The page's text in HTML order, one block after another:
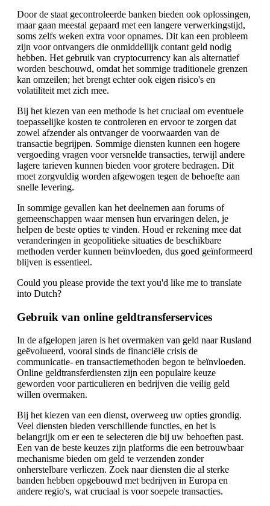
Door de staat gecontroleerde banken bieden ook oplossingen,
maar gaan meestal gepaard met een langere verwerkingstijd,
soms zelfs weken extra voor opnames. Dit kan een probleem
zijn voor ontvangers die onmiddellijk contant geld nodig
hebben. Het gebruik van cryptocurrency kan als alternatief
worden beschouwd, omdat het sommige traditionele grenzen
kan omzeilen; het brengt echter ook eigen risico's en
volatiliteit met zich mee.
Bij het kiezen van een methode is het cruciaal om eventuele
toepasselijke kosten te controleren en ervoor te zorgen dat
zowel afzender als ontvanger de voorwaarden van de
transactie begrijpen. Sommige diensten kunnen een hogere
vergoeding vragen voor versnelde transacties, terwijl andere
lagere tarieven kunnen bieden voor grotere bedragen. Dit
moet zorgvuldig worden afgewogen tegen de behoefte aan
snelle levering.
In sommige gevallen kan het deelnemen aan forums of
gemeenschappen waar mensen hun ervaringen delen, je
helpen de beste opties te vinden. Houd er rekening mee dat
veranderingen in geopolitieke situaties de beschikbare
methoden verder kunnen beïnvloeden, dus goed geïnformeerd
blijven is essentieel.
Could you please provide the text you'd like me to translate
into Dutch?
Gebruik van online geldtransferservices
In de afgelopen jaren is het overmaken van geld naar Rusland
geëvolueerd, vooral sinds de financiële crisis de
communicatie- en transactiemethoden begon te beïnvloeden.
Online geldtransferdiensten zijn een populaire keuze
geworden voor particulieren en bedrijven die veilig geld
willen overmaken.
Bij het kiezen van een dienst, overweeg uw opties grondig.
Veel diensten bieden verschillende functies, en het is
belangrijk om er een te selecteren die bij uw behoeften past.
Een van de beste keuzes zijn platforms die een betrouwbaar
mechanisme bieden om geld te verzenden zonder
onherstelbare verliezen. Zoek naar diensten die al sterke
banden hebben opgebouwd met bedrijven in Europa en
andere regio's, wat cruciaal is voor soepele transacties.